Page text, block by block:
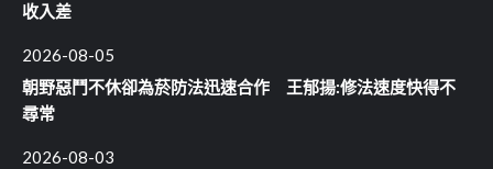
收入差
2026-08-05
朝野惡鬥不休卻為菸防法迅速合作 王郁揚:修法速度快得不
尋常
2026-08-03